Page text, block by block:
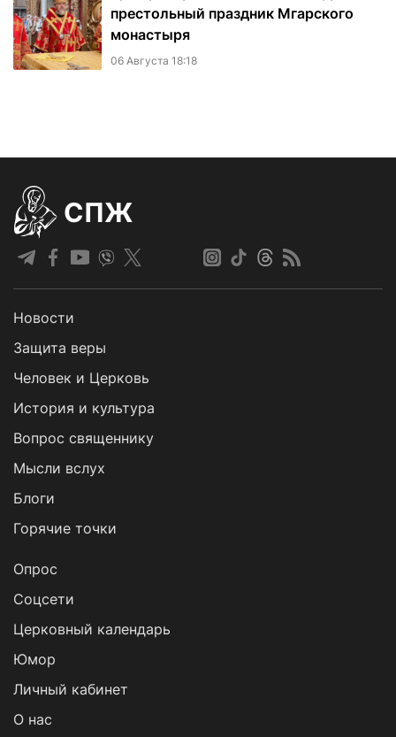
престольный праздник Мгарского
монастыря
06 Августа 18:18
СПЖ
Новости
Защита веры
Человек и Церковь
История и культура
Вопрос священнику
Мысли вслух
Блоги
Горячие точки
Опрос
Cоцсети
Церковный календарь
Юмор
Личный кабинет
О нас